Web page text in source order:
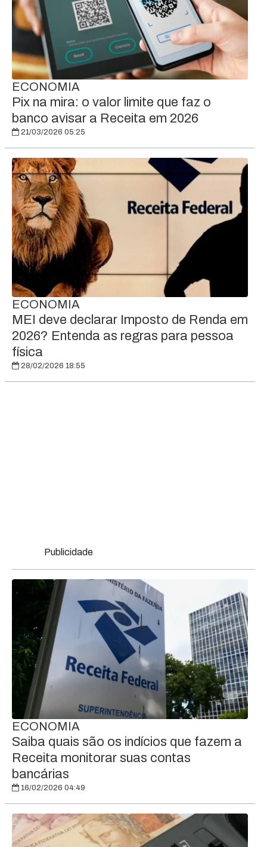
ECONOMIA
Pix na mira: o valor limite que faz o
banco avisar a Receita em 2026
21/03/2026 05:25
ECONOMIA
MEI deve declarar Imposto de Renda em
2026? Entenda as regras para pessoa
física
28/02/2026 18:55
Publicidade
ECONOMIA
Saiba quais são os indícios que fazem a
Receita monitorar suas contas
bancárias
16/02/2026 04:49